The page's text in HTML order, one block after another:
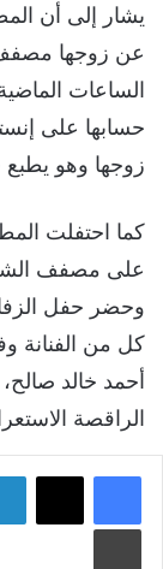
يشار إلى أن
عن زوجها مصفف
الساعات
حسابها على
زوجها وهو
كما احتفلت
على مصفف
وحضر حفل
كل من الفنانة
أحمد خالد
الراقصة